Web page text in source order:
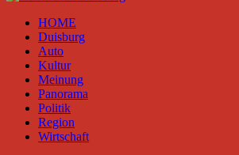
HOME
Duisburg
Auto
Kultur
Meinung
Panorama
Politik
Region
Wirtschaft